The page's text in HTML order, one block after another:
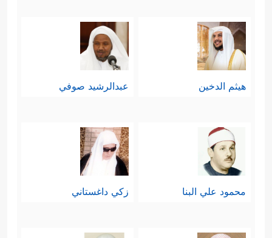
هيثم الدخين عبدالرشيد صوفي
محمود علي البنا زكي داغستاني